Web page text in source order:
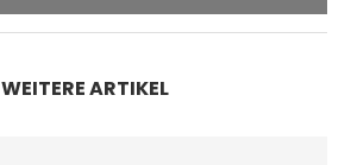
WEITERE ARTIKEL